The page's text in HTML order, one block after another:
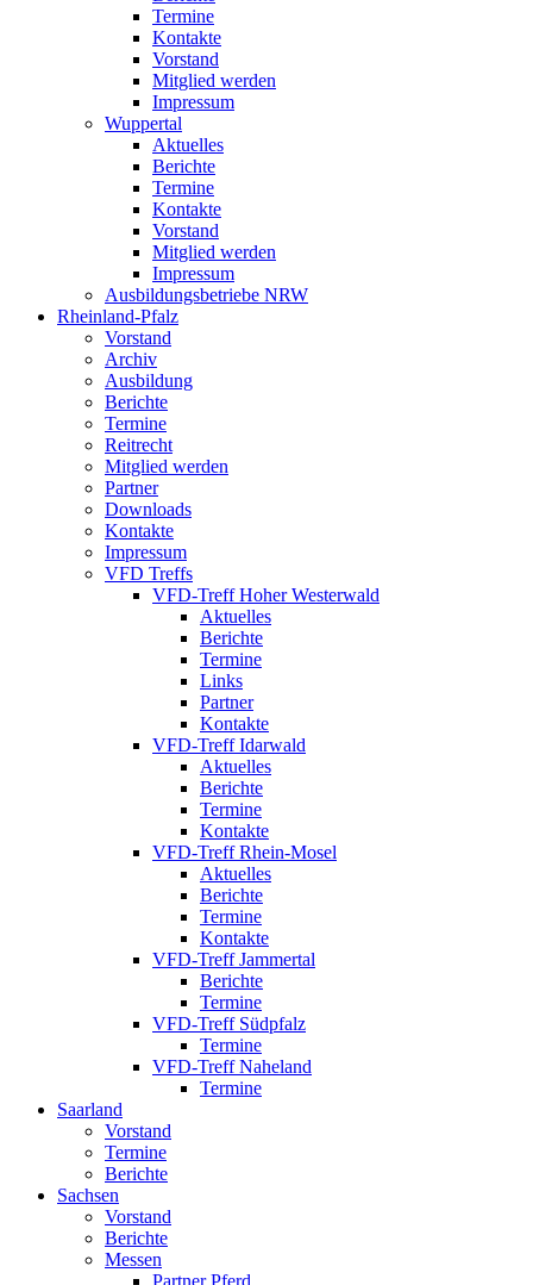
Termine
Kontakte
Vorstand
Mitglied werden
Impressum
Wuppertal
Aktuelles
Berichte
Termine
Kontakte
Vorstand
Mitglied werden
Impressum
Ausbildungsbetriebe NRW
Rheinland-Pfalz
Vorstand
Archiv
Ausbildung
Berichte
Termine
Reitrecht
Mitglied werden
Partner
Downloads
Kontakte
Impressum
VFD Treffs
VFD-Treff Hoher Westerwald
Aktuelles
Berichte
Termine
Links
Partner
Kontakte
VFD-Treff Idarwald
Aktuelles
Berichte
Termine
Kontakte
VFD-Treff Rhein-Mosel
Aktuelles
Berichte
Termine
Kontakte
VFD-Treff Jammertal
Berichte
Termine
VFD-Treff Südpfalz
Termine
VFD-Treff Naheland
Termine
Saarland
Vorstand
Termine
Berichte
Sachsen
Vorstand
Berichte
Messen
Partner Pferd